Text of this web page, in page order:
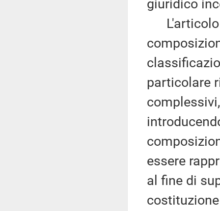
giuridico
L'articolo
particolare
essere
al fine di